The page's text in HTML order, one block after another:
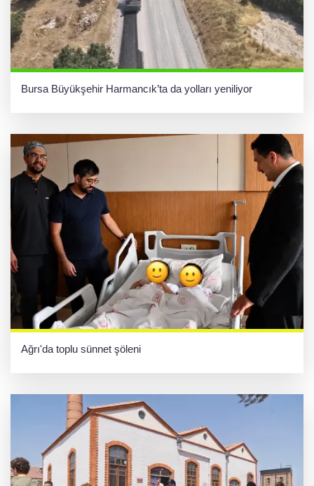
Bursa Büyükşehir Harmancık’ta da yolları yeniliyor
Ağrı'da toplu sünnet şöleni